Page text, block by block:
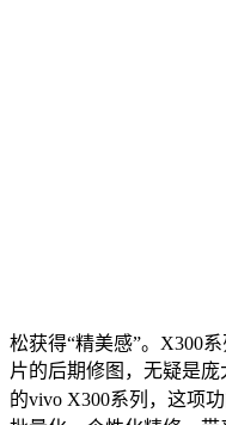
松获得“精美感”。X300
片的后期修图，无疑是
的vivo X300系列，这项